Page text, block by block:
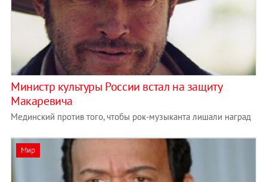
Министр культуры России встал на защиту
Макаревича
Мединский против того, чтобы рок-музыканта лишали наград
Мир